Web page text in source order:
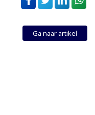
Ga naar artikel